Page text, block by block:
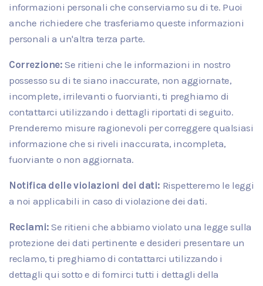
informazioni personali che conserviamo su di te. Puoi
anche richiedere che trasferiamo queste informazioni
personali a un'altra terza parte.
Correzione: Se ritieni che le informazioni in nostro
possesso su di te siano inaccurate, non aggiornate,
incomplete, irrilevanti o fuorvianti, ti preghiamo di
contattarci utilizzando i dettagli riportati di seguito.
Prenderemo misure ragionevoli per correggere qualsiasi
informazione che si riveli inaccurata, incompleta,
fuorviante o non aggiornata.
Notifica delle violazioni dei dati: Rispetteremo le leggi
a noi applicabili in caso di violazione dei dati.
Reclami: Se ritieni che abbiamo violato una legge sulla
protezione dei dati pertinente e desideri presentare un
reclamo, ti preghiamo di contattarci utilizzando i
dettagli qui sotto e di fornirci tutti i dettagli della